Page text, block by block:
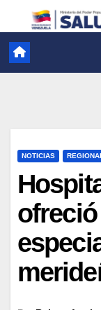
NOTICIAS